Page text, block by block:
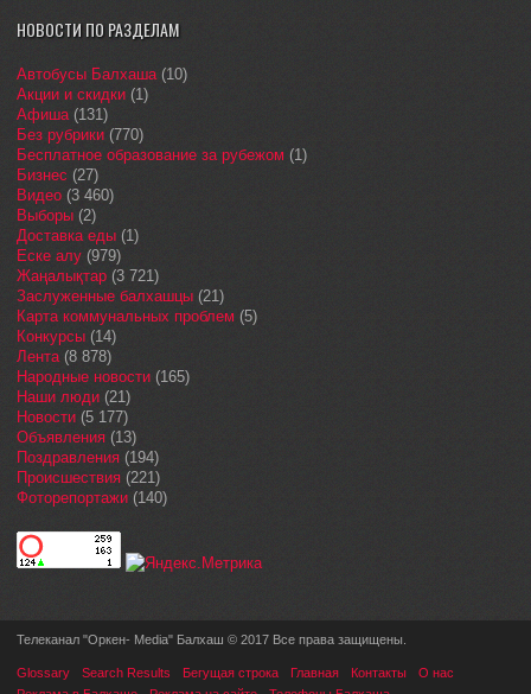
НОВОСТИ ПО РАЗДЕЛАМ
Автобусы Балхаша(10)
Акции и скидки (1)
Афиша(131)
Без рубрики (770)
Бесплатное образование за рубежом (1)
Бизнес (27)
Видео (3 460)
Выборы (2)
Доставка еды (1)
Еске алу (979)
Жаңалықтар (3 721)
Заслуженные балхашцы (21)
Карта коммунальных проблем (5)
Конкурсы (14)
Лента(8 878)
Народные новости (165)
Наши люди (21)
Новости (5 177)
Объявления (13)
Поздравления (194)
Происшествия (221)
Фоторепортажи (140)
Телеканал "Оркен- Media" Балхаш © 2017 Все права защищены.
Glossary Search Results Бегущая строка Главная Контакты
О нас